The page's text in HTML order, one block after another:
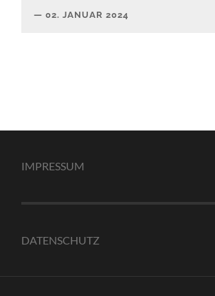
02. JANUAR 2024
IMPRESSUM
DATENSCHUTZ